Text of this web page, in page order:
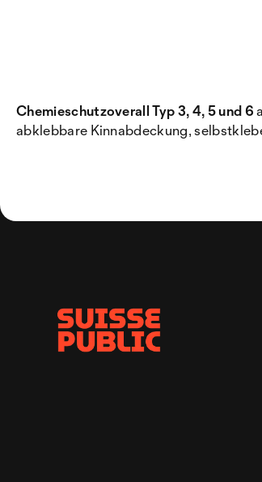
Chemieschutzoverall Typ 3, 4, 5 und 6
abklebbare Kinnabdeckung,